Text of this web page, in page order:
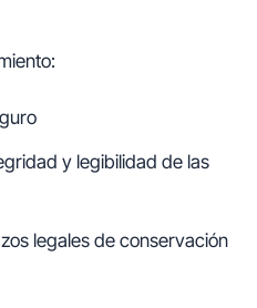
y legibilidad de las
legales de conservación